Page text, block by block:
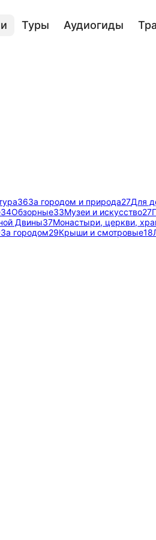
Туры Аудиогиды
36За городом и природа27Для
34Обзорные33Музеи и искусство27
Двины37Монастыри, церкви,
За городом29Крыши и смотровые18